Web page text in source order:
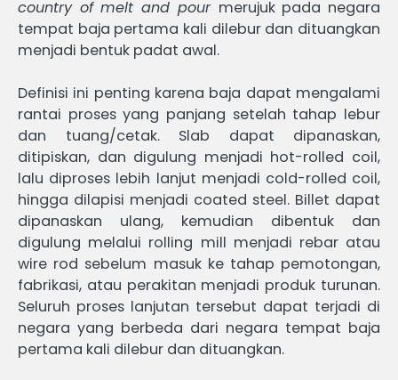
country of melt and pour merujuk pada negara
tempat baja pertama kali dilebur dan dituangkan
menjadi bentuk padat awal.
Definisi ini penting karena baja dapat mengalami
rantai proses yang panjang setelah tahap lebur
dan tuang/cetak. Slab dapat dipanaskan,
ditipiskan, dan digulung menjadi hot-rolled coil,
lalu diproses lebih lanjut menjadi cold-rolled coil,
hingga dilapisi menjadi coated steel. Billet dapat
dipanaskan ulang, kemudian dibentuk dan
digulung melalui rolling mill menjadi rebar atau
wire rod sebelum masuk ke tahap pemotongan,
fabrikasi, atau perakitan menjadi produk turunan.
Seluruh proses lanjutan tersebut dapat terjadi di
negara yang berbeda dari negara tempat baja
pertama kali dilebur dan dituangkan.